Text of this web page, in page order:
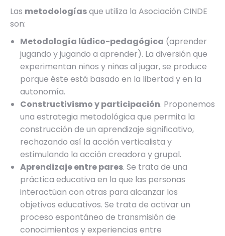
Las metodologíasque utiliza la Asociación CINDE
son:
Metodología lúdico-pedagógica (aprender
jugando y jugando a aprender). La diversión que
experimentan niños y niñas al jugar, se produce
porque éste está basado en la libertad y en la
autonomía.
Constructivismo y participación. Proponemos
una estrategia metodológica que permita la
construcción de un aprendizaje significativo,
rechazando así la acción verticalista y
estimulando la acción creadora y grupal.
Aprendizaje entre pares. Se trata de una
práctica educativa en la que las personas
interactúan con otras para alcanzar los
objetivos educativos. Se trata de activar un
proceso espontáneo de transmisión de
conocimientos y experiencias entre